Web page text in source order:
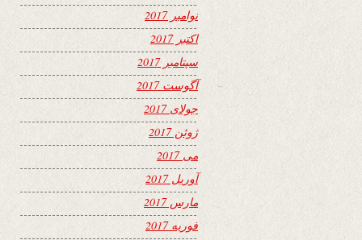
نوامبر 2017
اکتبر 2017
سپتامبر 2017
آگوست 2017
جولای 2017
ژوئن 2017
می 2017
آوریل 2017
مارس 2017
فوریه 2017